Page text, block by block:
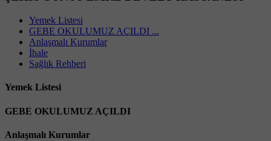
Yemek Listesi
GEBE OKULUMUZ AÇILDI ...
Anlaşmalı Kurumlar
İhale
Sağlık Rehberi
Yemek Listesi
GEBE OKULUMUZ AÇILDI
Anlaşmalı Kurumlar